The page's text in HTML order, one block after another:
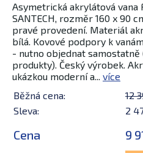
Asymetrická akrylátová vana
SANTECH, rozměr 160 x 90
pravé provedení. Materiál
bílá. Kovové podpory k
- nutno objednat samostatně
produkty). Český výrobek.
ukázkou moderní a... více
Běžná cena:
12
Sleva:
2
Cena 9